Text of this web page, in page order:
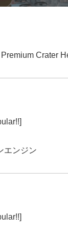
Crater
エンジン